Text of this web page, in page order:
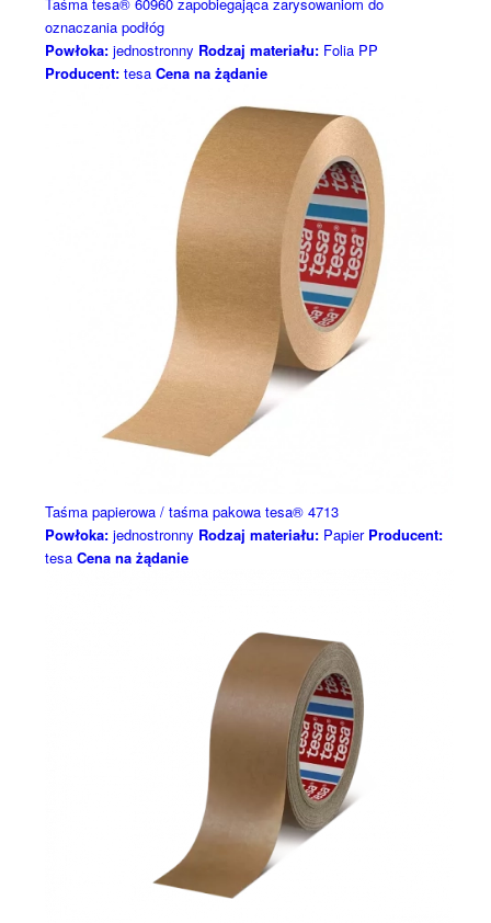
oznaczania podłóg
Powłoka:jednostronny Rodzaj materiału:Folia PP
Producent:tesa Cena na żądanie
Taśma papierowa / taśma pakowa tesa® 4713
Powłoka:jednostronny Rodzaj materiału:Papier Producent:
tesa Cena na żądanie